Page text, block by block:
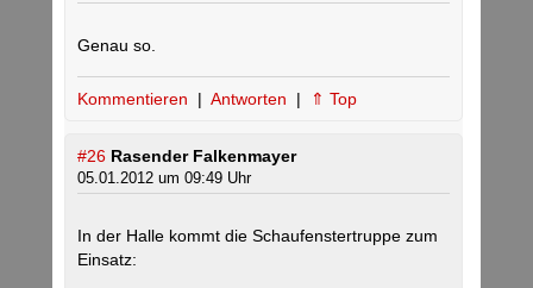
Genau so.
Kommentieren | Antworten | ⇑ Top
#26 Rasender Falkenmayer
05.01.2012 um 09:49 Uhr
In der Halle kommt die Schaufenstertruppe zum
Einsatz: